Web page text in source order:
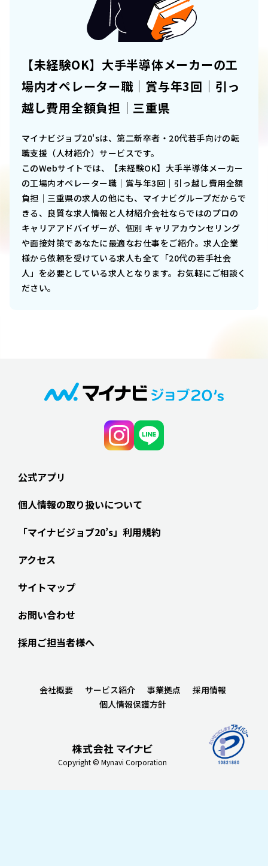
【未経験OK】大手半導体メーカーの工
場内オペレーター職｜賞与年3回｜引っ
越し費用全額負担｜三重県
マイナビジョブ20'sは、第二新卒者・20代若手向けの転
職支援（人材紹介）サービスです。
このWebサイトでは、
【未経験OK】大手半導体メーカー
の工場内オペレーター職｜賞与年3回｜引っ越し費用全額
負担｜三重県の求人の他にも、マイナビグループだからで
きる、良質な求人情報と人材紹介会社ならではのプロの
キャリアアドバイザーが、個別 キャリアカウンセリング
や面接対策であなたに最適なお仕事をご紹介。求人企業
様から依頼を受けている求人も全て「20代の若手社会
人」を必要としている求人となります。お気軽にご相談く
ださい。
公式アプリ
個人情報の取り扱いについて
「マイナビジョブ20’s」利用規約
アクセス
サイトマップ
お問い合わせ
採用ご担当者様へ
Copyright © Mynavi Corporation
会社概要 サービス紹介 事業拠点
採用情報
個人情報保護方針